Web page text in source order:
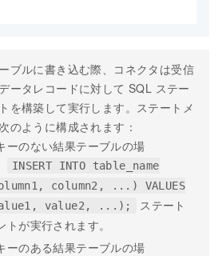
ブルに書き込む際、コネクタは受信
ータレコードに対して SQL ステー
を構築して実行します。ステートメ
のように構成されます：
ーのない結果テーブルの場
INSERT INTO table_name
column2, ...) VALUES
value2, ...);
ステート
トが実行されます。
ーのある結果テーブルの場